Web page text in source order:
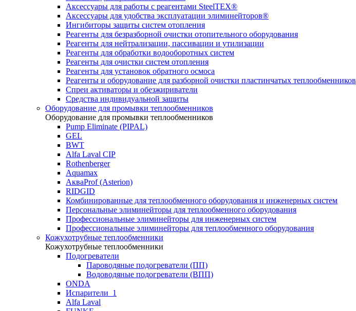
Аксессуары для работы с реагентами SteelTEX®
Аксессуары для удобства эксплуатации элиминейторов®
Ингибиторы защиты систем отопления
Реагенты для безразборной очистки отопительного оборудования
Реагенты для нейтрализации, пассивации и утилизации
Реагенты для обработки водооборотных систем
Реагенты для очистки систем отопления
Реагенты для установок обратного осмоса
Реагенты и оборудование для разборной очистки пластинчатых теплообменников
Спреи активаторы и обезжириватели
Средства индивидуальной защиты
Оборудование для промывки теплообменников
Оборудование для промывки теплообменников
Pump Eliminate (PIPAL)
GEL
BWT
Alfa Laval CIP
Rothenberger
Aquamax
АкваProf (Asterion)
RIDGID
Комбинированные для теплообменного оборудования и инженерных систем
Персональные элиминейторы для теплообменного оборудования
Профессиональные элиминейторы для инженерных систем
Профессиональные элиминейторы для теплообменного оборудования
Кожухотрубные теплообменники
Кожухотрубные теплообменники
Подогреватели
Пароводяные подогреватели (ПП)
Водоводяные подогреватели (ВПП)
ONDA
Испарители_1
Alfa Laval